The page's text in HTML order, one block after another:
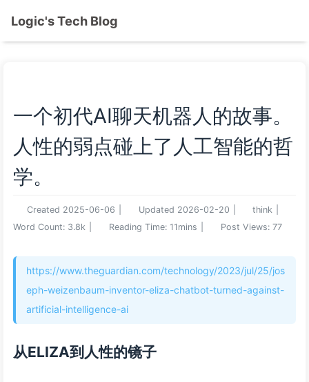
Logic's Tech Blog
一个初代AI聊天机器人的故事。
人性的弱点碰上了人工智能的哲
学。
Created 2025-06-06 Updated 2026-02-20 think
Word Count: 3.8k Reading Time: 11mins Post Views: 77
https://www.theguardian.com/technology/2023/jul/25/jos
eph-weizenbaum-inventor-eliza-chatbot-turned-against-
artificial-intelligence-ai
从ELIZA到人性的镜子